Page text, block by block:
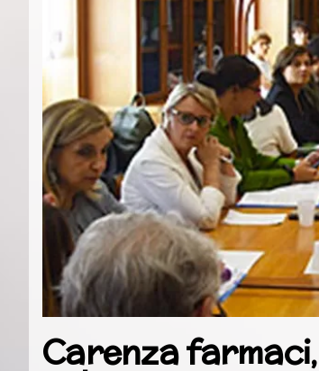
Carenza